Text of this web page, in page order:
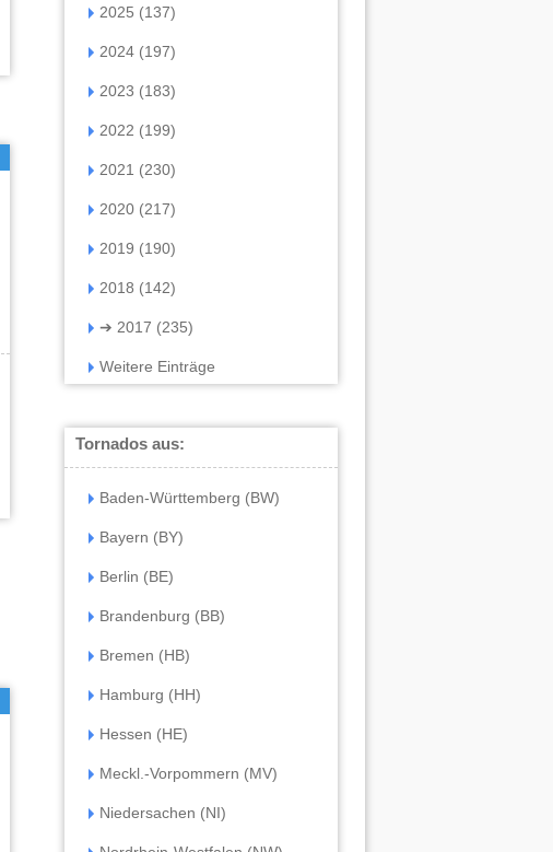
2025 (137)
2024 (197)
2023 (183)
2022 (199)
2021 (230)
2020 (217)
2019 (190)
2018 (142)
➔ 2017 (235)
Weitere Einträge
Tornados aus:
Baden-Württemberg (BW)
Bayern (BY)
Berlin (BE)
Brandenburg (BB)
Bremen (HB)
Hamburg (HH)
Hessen (HE)
Meckl.-Vorpommern (MV)
Niedersachen (NI)